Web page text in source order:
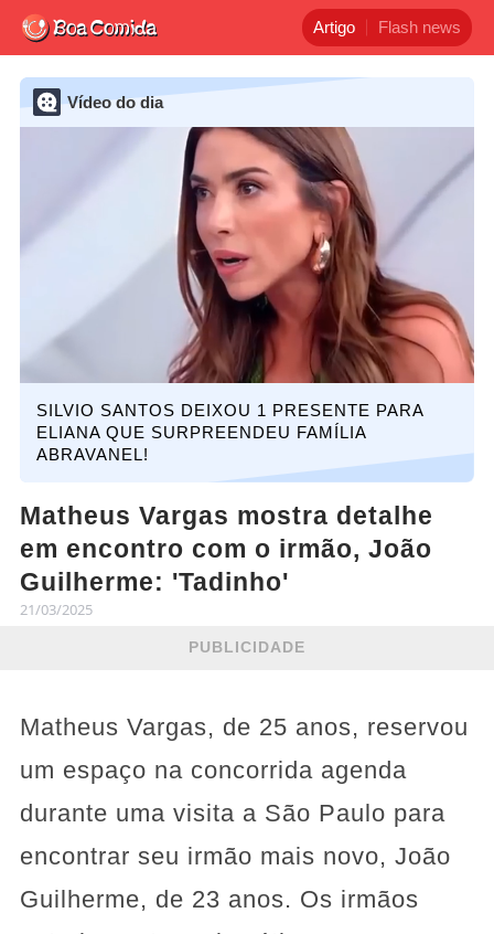
Artigo Flash news
Vídeo do dia
SILVIO SANTOS DEIXOU 1 PRESENTE PARA
ELIANA QUE SURPREENDEU FAMÍLIA
ABRAVANEL!
Matheus Vargas mostra detalhe
em encontro com o irmão, João
Guilherme: 'Tadinho'
21/03/2025
PUBLICIDADE
Matheus Vargas, de 25 anos, reservou
um espaço na concorrida agenda
durante uma visita a São Paulo para
encontrar seu irmão mais novo, João
Guilherme, de 23 anos. Os irmãos